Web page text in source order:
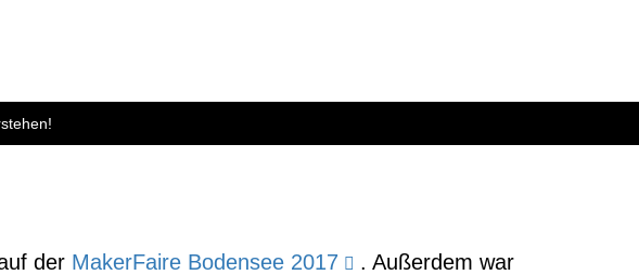
der MakerFaire Bodensee 2017
. Außerdem war